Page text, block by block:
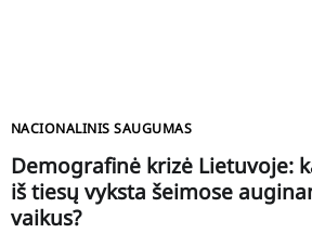
NACIONALINIS SAUGUMAS
Demografinė krizė Lietuvoje:
iš tiesų vyksta šeimose
vaikus?